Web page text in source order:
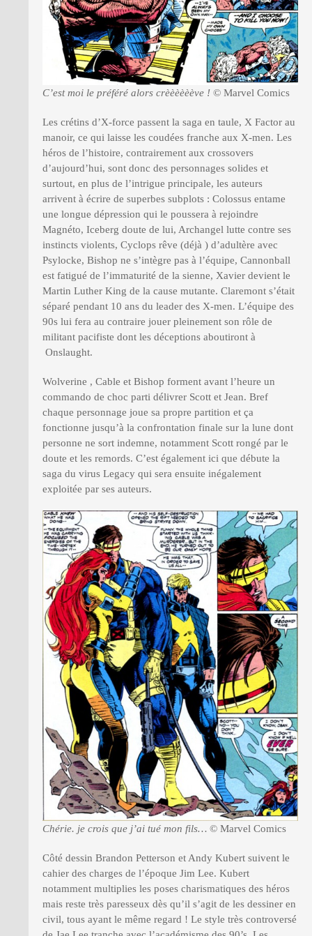
C’est moi le préféré alors crèèèèèève ! © Marvel Comics
Les crétins d’X-force passent la saga en taule, X Factor au
manoir, ce qui laisse les coudées franche aux X-men. Les
héros de l’histoire, contrairement aux crossovers
d’aujourd’hui, sont donc des personnages solides et
surtout, en plus de l’intrigue principale, les auteurs
arrivent à écrire de superbes subplots : Colossus entame
une longue dépression qui le poussera à rejoindre
Magnéto, Iceberg doute de lui, Archangel lutte contre ses
instincts violents, Cyclops rêve (déjà ) d’adultère avec
Psylocke, Bishop ne s’intègre pas à l’équipe, Cannonball
est fatigué de l’immaturité de la sienne, Xavier devient le
Martin Luther King de la cause mutante. Claremont s’était
séparé pendant 10 ans du leader des X-men. L’équipe des
90s lui fera au contraire jouer pleinement son rôle de
militant pacifiste dont les déceptions aboutiront à
Onslaught.
Wolverine , Cable et Bishop forment avant l’heure un
commando de choc parti délivrer Scott et Jean. Bref
chaque personnage joue sa propre partition et ça
fonctionne jusqu’à la confrontation finale sur la lune dont
personne ne sort indemne, notamment Scott rongé par le
doute et les remords. C’est également ici que débute la
saga du virus Legacy qui sera ensuite inégalement
exploitée par ses auteurs.
Chérie. je crois que j’ai tué mon fils… © Marvel Comics
Côté dessin Brandon Petterson et Andy Kubert suivent le
cahier des charges de l’époque Jim Lee. Kubert
notamment multiplies les poses charismatiques des héros
mais reste très paresseux dès qu’il s’agit de les dessiner en
civil, tous ayant le même regard ! Le style très controversé